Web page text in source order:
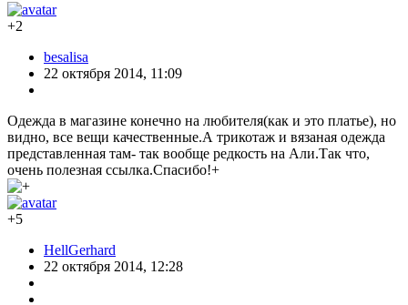
+2
besalisa
22 октября 2014, 11:09
Одежда в магазине конечно на любителя(как и это платье), но
видно, все вещи качественные.А трикотаж и вязаная одежда
представленная там- так вообще редкость на Али.Так что,
очень полезная ссылка.Спасибо!+
+5
HellGerhard
22 октября 2014, 12:28